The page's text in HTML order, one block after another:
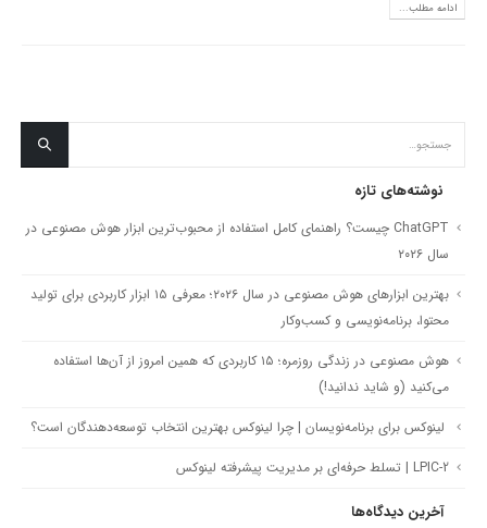
ادامه مطلب...
نوشته‌های تازه
ChatGPT چیست؟ راهنمای کامل استفاده از محبوب‌ترین ابزار هوش مصنوعی در
سال ۲۰۲۶
بهترین ابزارهای هوش مصنوعی در سال ۲۰۲۶؛ معرفی ۱۵ ابزار کاربردی برای تولید
محتوا، برنامه‌نویسی و کسب‌وکار
هوش مصنوعی در زندگی روزمره؛ ۱۵ کاربردی که همین امروز از آن‌ها استفاده
می‌کنید (و شاید ندانید!)
لینوکس برای برنامه‌نویسان | چرا لینوکس بهترین انتخاب توسعه‌دهندگان است؟
LPIC-2 | تسلط حرفه‌ای بر مدیریت پیشرفته لینوکس
آخرین دیدگاه‌ها